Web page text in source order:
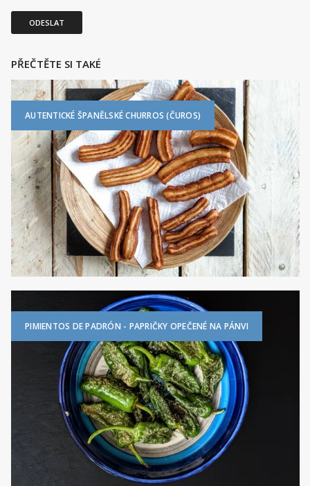
ODESLAT
PŘEČTĚTE SI TAKÉ
AUTENTICKÉ ŠPANĚLSKÉ CHURROS (ČUROS)
PIMIENTOS DE PADRÓN - PAPRIČKY OPEČENÉ NA PÁNVI